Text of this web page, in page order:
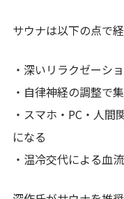
サウナは以下の点で
・深いリラクゼーシ
・自律神経の調整で
・スマホ・PC・人間
になる
・温冷交代による血